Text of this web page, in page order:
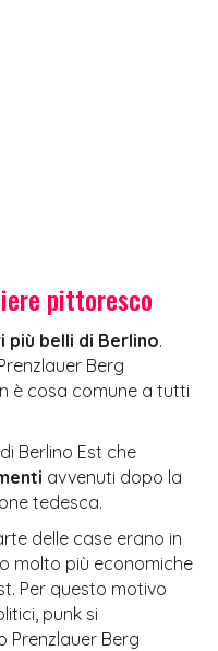
pittoresco
più belli di Berlino.
Berg
è cosa comune a tutti
Berlino Est che
avvenuti dopo la
tedesca.
delle case erano in
molto più economiche
Per questo motivo
punk si
Prenzlauer Berg